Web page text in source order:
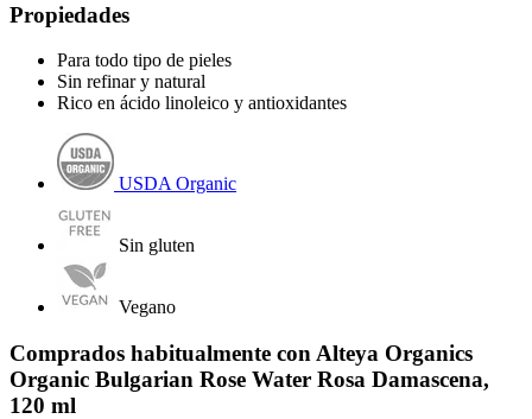
Propiedades
Para todo tipo de pieles
Sin refinar y natural
Rico en ácido linoleico y antioxidantes
USDA Organic
Sin gluten
Vegano
Comprados habitualmente con Alteya Organics
Organic Bulgarian Rose Water Rosa Damascena,
120 ml